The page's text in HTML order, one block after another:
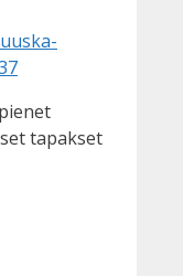
tapakset